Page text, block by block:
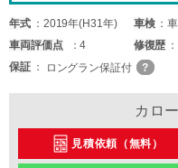
年式 2019年(H31年) 車検
車両評価点 4 修復歴
保証
ロングラン保証付
カロ
見積依頼（無料）